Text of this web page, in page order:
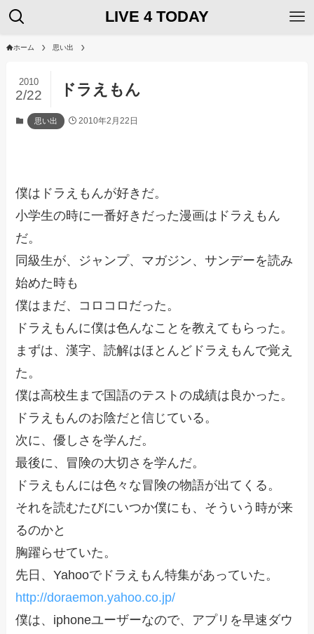
LIVE 4 TODAY
ホーム 思い出
ドラえもん
2010
2/22
思い出 2010年2月22日
僕はドラえもんが好きだ。
小学生の時に一番好きだった漫画はドラえもん
だ。
同級生が、ジャンプ、マガジン、サンデーを読み
始めた時も
僕はまだ、コロコロだった。
ドラえもんに僕は色んなことを教えてもらった。
まずは、漢字、読解はほとんどドラえもんで覚え
た。
僕は高校生まで国語のテストの成績は良かった。
ドラえもんのお陰だと信じている。
次に、優しさを学んだ。
最後に、冒険の大切さを学んだ。
ドラえもんには色々な冒険の物語が出てくる。
それを読むたびにいつか僕にも、そういう時が来
るのかと
胸躍らせていた。
先日、Yahooでドラえもん特集があっていた。
http://doraemon.yahoo.co.jp/
僕は、iphoneユーザーなので、アプリを早速ダウ